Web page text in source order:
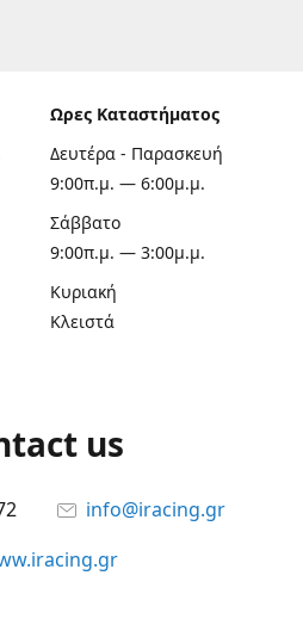
Ωρες Καταστήματος
Δευτέρα - Παρασκευή
9:00π.μ. — 6:00μ.μ.
Σάββατο
9:00π.μ. — 3:00μ.μ.
Κυριακή
Κλειστά
us
info@iracing.gr